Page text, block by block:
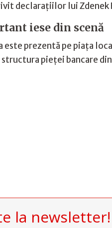
declarațiilor lui Zdenek
iese din scenă
este prezentă pe piața
pieței bancare
la newsletter!